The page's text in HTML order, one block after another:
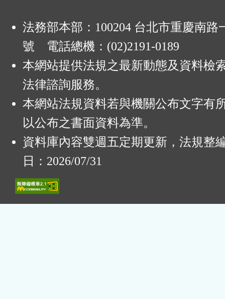
法務部本部：100204 台北市重慶南路
號 電話總機：(02)2191-0189
本網站提供法規之最新動態及資料檢
法律諮詢服務。
本網站法規資料若與機關公布文字有
以公布之書面資料為準。
資料庫內容雙週五定期更新，法規整
日：2026/07/31